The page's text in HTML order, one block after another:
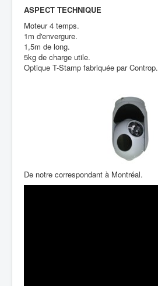
ASPECT TECHNIQUE
Moteur 4 temps.
1m d'envergure.
1,5m de long.
5kg de charge utile.
Optique T-Stamp fabriquée par Controp.
De notre correspondant à Montréal.